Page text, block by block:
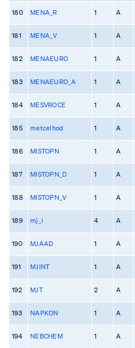
180 MENA_R 1 A
181 MENA_V 1 A
182 MENAEURO 1 A
183 MENAEURO_A 1 A
184 MESVROCE 1 A
185 metcelhod 1 A
186 MISTOPN 1 A
187 MISTOPN_D 1 A
188 MISTOPN_V 1 A
189 mj_i 4 A
190 MJAAD 1 A
191 MJINT 1 A
192 MJT 2 A
193 NAPKON 1 A
194 NEBCHEM 1 A